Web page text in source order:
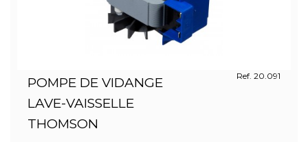
POMPE DE VIDANGE
LAVE-VAISSELLE
THOMSON
Ref. 20.091